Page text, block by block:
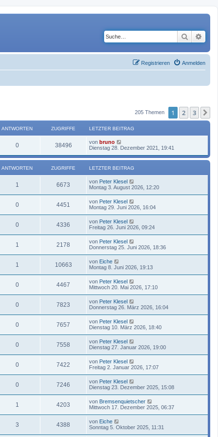
Suche
Anmelden
Registrieren
205 Themen 1 2 3
ANTWORTEN ZUGRIFFE LETZTER BEITRAG
0 38496 von bruno
Dienstag 28. Dezember 2021, 19:41
ANTWORTEN ZUGRIFFE LETZTER BEITRAG
1 6673 von Peter Klesel
Montag 3. August 2026, 12:20
0 4451 von Peter Klesel
Montag 29. Juni 2026, 16:04
0 4336 von Peter Klesel
Freitag 26. Juni 2026, 09:24
1 2178 von Peter Klesel
Donnerstag 25. Juni 2026, 18:36
1 10663 von Eiche
Montag 8. Juni 2026, 19:13
0 4467 von Peter Klesel
Mittwoch 20. Mai 2026, 17:10
0 7823 von Peter Klesel
Donnerstag 26. März 2026, 16:04
0 7657 von Peter Klesel
Dienstag 10. März 2026, 18:40
0 7558 von Peter Klesel
Dienstag 27. Januar 2026, 19:00
0 7422 von Peter Klesel
Freitag 2. Januar 2026, 17:07
0 7246 von Peter Klesel
Dienstag 23. Dezember 2025, 15:08
1 4203 von Bremsenquietscher
Mittwoch 17. Dezember 2025, 06:37
3 4388 von Eiche
Sonntag 5. Oktober 2025, 11:31